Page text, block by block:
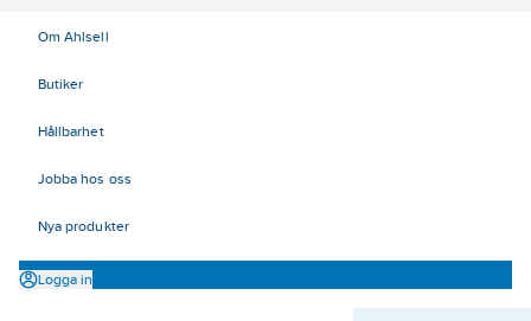
Om Ahlsell
Butiker
Hållbarhet
Jobba hos oss
Nya produkter
Logga in